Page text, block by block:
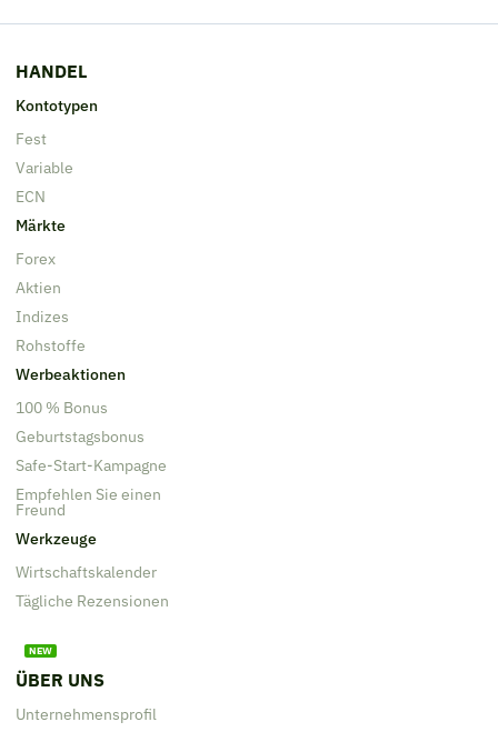
HANDEL
Kontotypen
Fest
Variable
ECN
Märkte
Forex
Aktien
Indizes
Rohstoffe
Werbeaktionen
100 % Bonus
Geburtstagsbonus
Safe-Start-Kampagne
Empfehlen Sie einen
Freund
Werkzeuge
Wirtschaftskalender
Tägliche Rezensionen
ÜBER UNS
Unternehmensprofil